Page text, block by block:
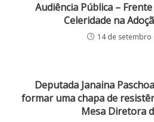
Audiência Pública –
Celeridade na
14 de setembro
Deputada Janaina
formar uma chapa de
Mesa Diretora